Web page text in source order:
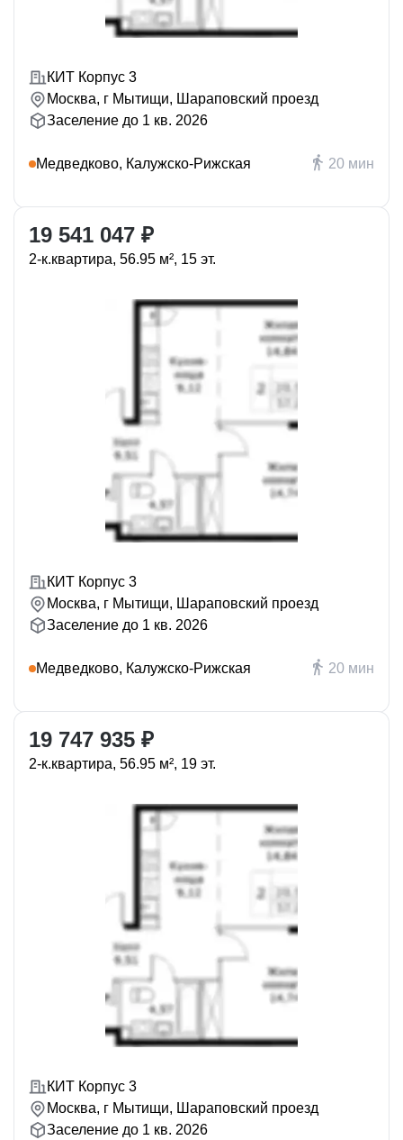
КИТ Корпус 3
Москва, г Мытищи, Шараповский проезд
Заселение до 1 кв. 2026
Медведково, Калужско-Рижская 20 мин
19 541 047 ₽
2-к.квартира, 56.95 м², 15 эт.
КИТ Корпус 3
Москва, г Мытищи, Шараповский проезд
Заселение до 1 кв. 2026
Медведково, Калужско-Рижская 20 мин
19 747 935 ₽
2-к.квартира, 56.95 м², 19 эт.
КИТ Корпус 3
Москва, г Мытищи, Шараповский проезд
Заселение до 1 кв. 2026